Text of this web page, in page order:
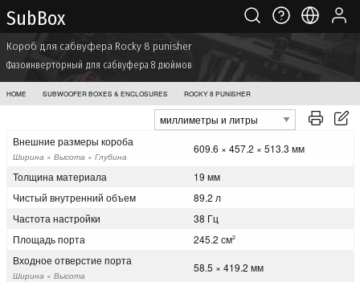
Sub Box
Короб для сабвуфера Rocky 8 punisher
Фазоинверторный для сабвуфера 8 дюймов
HOME SUBWOOFER BOXES & ENCLOSURES ROCKY 8 PUNISHER
Внешние размеры короба
Ширина × Высота × Глубина
609.6 × 457.2 × 513.3 мм
Толщина материала
19 мм
Чистый внутренний объем
89.2 л
Частота настройки
38 Гц
Площадь порта
245.2 см2
Входное отверстие порта
Ширина × Высота
58.5 × 419.2 мм